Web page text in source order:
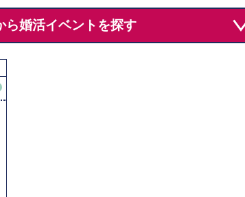
ら婚活イベントを探す